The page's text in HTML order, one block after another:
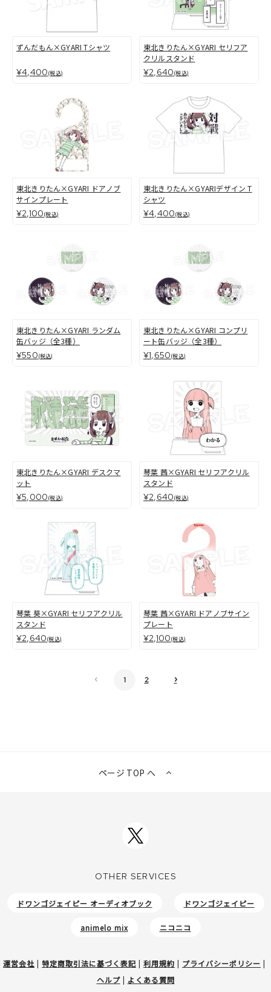
ずんだもん×GYARI Tシャツ
¥4,400(税込)
東北きりたん×GYARI セリフア
クリルスタンド
¥2,640(税込)
東北きりたん×GYARI ドアノブ
サインプレート
¥2,100(税込)
東北きりたん×GYARIデザイン T
シャツ
¥4,400(税込)
東北きりたん×GYARI ランダム
缶バッジ（全3種）
¥550(税込)
東北きりたん×GYARI コンプリ
ート缶バッジ（全3種）
¥1,650(税込)
東北きりたん×GYARI デスクマ
ット
¥5,000(税込)
琴葉 茜×GYARI セリフアクリル
スタンド
¥2,640(税込)
琴葉 葵×GYARI セリフアクリル
スタンド
¥2,640(税込)
琴葉 茜×GYARI ドアノブサイン
プレート
¥2,100(税込)
‹ 1 2 ›
ページ TOP へ
OTHER SERVICES
ドワンゴジェイピー オーディオブック ドワンゴジェイピー
animelo mix ニコニコ
運営会社 | 特定商取引法に基づく表記 | 利用規約 | プライバシーポリシー |
ヘルプ | よくある質問